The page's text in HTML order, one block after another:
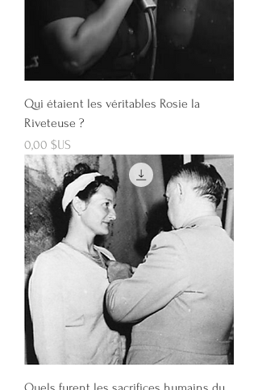
Qui étaient les véritables Rosie la
Riveteuse ?
Prix
0,00 $US